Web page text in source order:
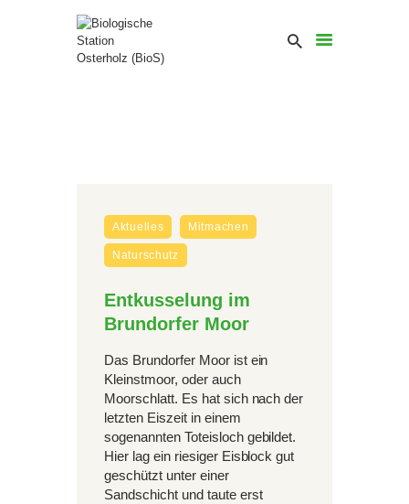
Aktuelles Mitmachen
Naturschutz
Entkusselung im
Brundorfer Moor
Das Brundorfer Moor ist ein
Kleinstmoor, oder auch
Moorschlatt. Es hat sich nach der
letzten Eiszeit in einem
sogenannten Toteisloch gebildet.
Hier lag ein riesiger Eisblock gut
geschützt unter einer
Sandschicht und taute erst